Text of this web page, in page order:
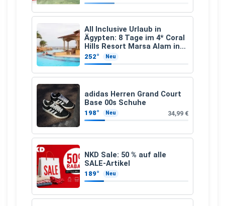
All Inclusive Urlaub in
Ägypten: 8 Tage im 4* Coral
Hills Resort Marsa Alam inkl.
Flüge ab 299 € p.P.
252° Neu
adidas Herren Grand Court
Base 00s Schuhe
198° Neu 34,99 €
NKD Sale: 50 % auf alle
SALE-Artikel
189° Neu